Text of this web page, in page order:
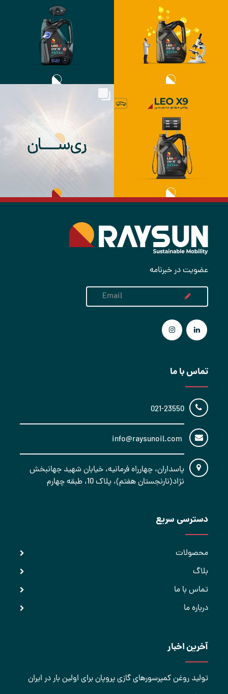
عضویت در خبرنامه
تماس با ما
021-23550
پاسداران، چهارراه فرمانیه، خیابان شهید جهانبخش
نژاد(نارنجستان هفتم)، پلاک 10، طبقه چهارم
دسترسی سریع
محصولات
بلاگ
تماس با ما
درباره ما
آخرین اخبار
تولید روغن کمپرسورهای گازی پروپان برای اولین بار در ایران